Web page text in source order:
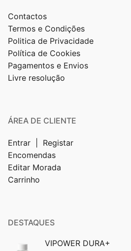
Contactos
Termos e Condições
Politica de Privacidade
Política de Cookies
Pagamentos e Envios
Livre resolução
ÁREA DE CLIENTE
Entrar | Registar
Encomendas
Editar Morada
Carrinho
DESTAQUES
VIPOWER DURA+